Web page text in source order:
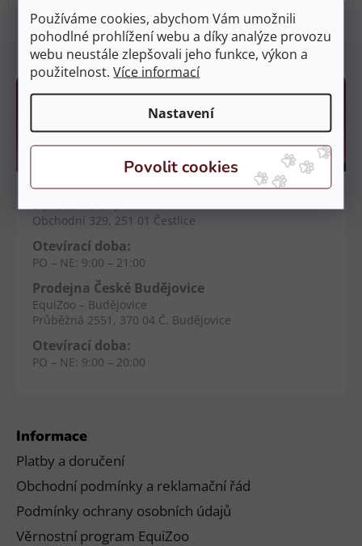
Používáme cookies, abychom Vám umožnili
pohodlné prohlížení webu a díky analýze provozu
webu neustále zlepšovali jeho funkce, výkon a
použitelnost.Více informací
Nastavení
Informace
Platby a doručení
Obchodní podmínky a reklamační řád
Podmínky ochrany osobních údajů
Věrnostní program EquiZoo
Kamenné prodejny
Prodejna Čestlice
Obchodní 329, 251 01 Čestlice
Otevírací doba:
PO – NE: 9:00 – 21:00
Prodejna České Budějovice
EquiZoo – Budějovice
Průběžná 2551, 370 04 Č. Budějovice
Otevírací doba:
PO – NE: 9:00 – 20:00